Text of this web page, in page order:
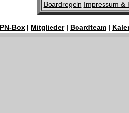
Boardregeln Impressum &
PN-Box | Mitglieder| Boardteam |